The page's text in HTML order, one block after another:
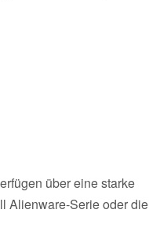
über eine starke
Alienware-Serie oder die